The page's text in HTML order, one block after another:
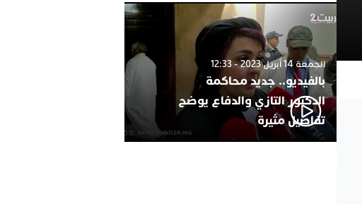
الجمعة 14 أبريل 2023 - 12:33
بالفيديو.. جديد محاكمة
الدكتور التازي والدفاع يوضح
تفاصيل مثيرة